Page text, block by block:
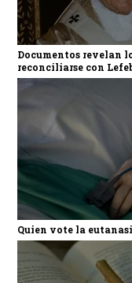
Documentos revelan
reconciliarse con
Quien vote la